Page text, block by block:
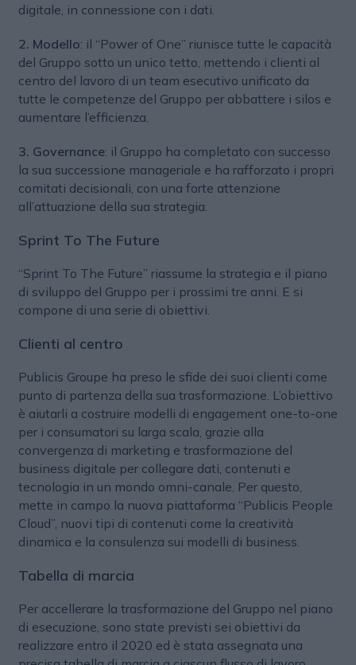
digitale, in connessione con i dati.
2. Modello: il “Power of One” riunisce tutte le capacità
del Gruppo sotto un unico tetto, mettendo i clienti al
centro del lavoro di un team esecutivo unificato da
tutte le competenze del Gruppo per abbattere i silos e
aumentare l’efficienza.
3. Governance: il Gruppo ha completato con successo
la sua successione manageriale e ha rafforzato i propri
comitati decisionali, con una forte attenzione
all’attuazione della sua strategia.
Sprint To The Future
“Sprint To The Future” riassume la strategia e il piano
di sviluppo del Gruppo per i prossimi tre anni. E si
compone di una serie di obiettivi.
Clienti al centro
Publicis Groupe ha preso le sfide dei suoi clienti come
punto di partenza della sua trasformazione. L’obiettivo
è aiutarli a costruire modelli di engagement one-to-one
per i consumatori su larga scala, grazie alla
convergenza di marketing e trasformazione del
business digitale per collegare dati, contenuti e
tecnologia in un mondo omni-canale. Per questo,
mette in campo la nuova piattaforma “Publicis People
Cloud”, nuovi tipi di contenuti come la creatività
dinamica e la consulenza sui modelli di business.
Tabella di marcia
Per accellerare la trasformazione del Gruppo nel piano
di esecuzione, sono state previsti sei obiettivi da
realizzare entro il 2020 ed è stata assegnata una